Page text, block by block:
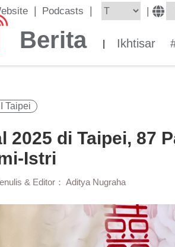
Podcasts |
Berita Ikhtisar
Taipei
2025 di Taipei, 87
Istri
& Editor： Aditya Nugraha